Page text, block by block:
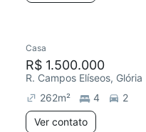
Casa
R$ 1.500.000
R. Campos Elíseos, Glória
262m² 4
2
Ver contato